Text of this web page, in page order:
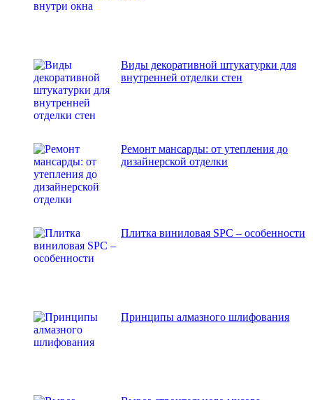
Виды декоративной штукатурки для
внутренней отделки стен
Ремонт мансарды: от утепления до
дизайнерской отделки
Плитка виниловая SPC – особенности
Принципы алмазного шлифования